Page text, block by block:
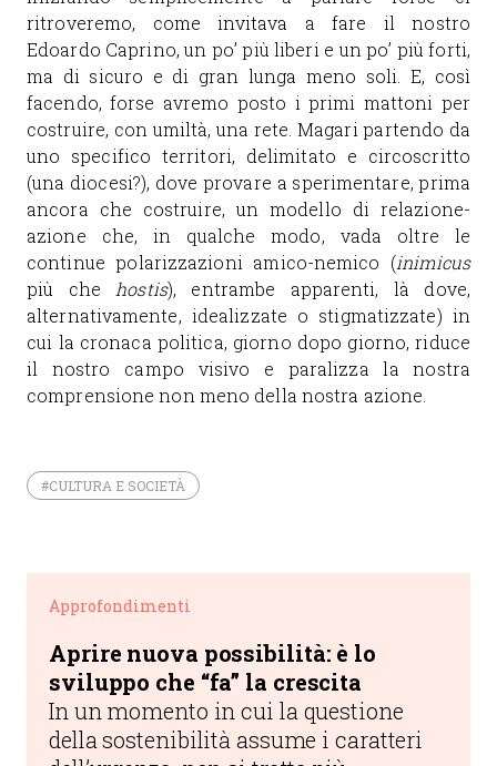
ritroveremo, come invitava a fare il nostro
Edoardo Caprino, un po’ più liberi e un po’ più forti,
ma di sicuro e di gran lunga meno soli. E, così
facendo, forse avremo posto i primi mattoni per
costruire, con umiltà, una rete. Magari partendo da
uno specifico territori, delimitato e circoscritto
(una diocesi?), dove provare a sperimentare, prima
ancora che costruire, un modello di relazione-
azione che, in qualche modo, vada oltre le
continue polarizzazioni amico-nemico (inimicus
più che hostis), entrambe apparenti, là dove,
alternativamente, idealizzate o stigmatizzate) in
cui la cronaca politica, giorno dopo giorno, riduce
il nostro campo visivo e paralizza la nostra
comprensione non meno della nostra azione.
#CULTURA E SOCIETÀ
Approfondimenti
Aprire nuova possibilità: è lo
sviluppo che “fa” la crescita
In un momento in cui la questione
della sostenibilità assume i caratteri